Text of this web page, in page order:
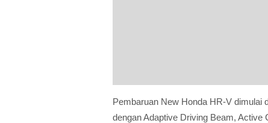
Pembaruan New Honda HR-V dimulai
dengan Adaptive Driving Beam, Active